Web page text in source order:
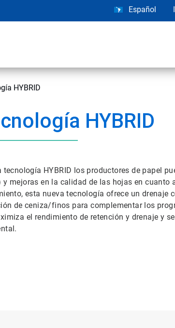
Español
HYBRID
HYBRID
tecnología HYBRID los productores de papel
y mejoras en la calidad de las hojas en
esta nueva tecnología ofrece un
de ceniza/finos para complementar los
el rendimiento de retención y drenaje y